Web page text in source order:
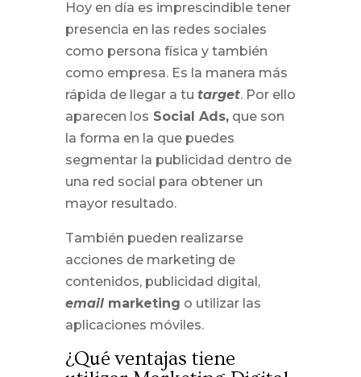
Hoy en día es imprescindible tener
presencia en las redes sociales
como persona física y también
como empresa. Es la manera más
rápida de llegar a tu target. Por ello
aparecen los Social Ads,que son
la forma en la que puedes
segmentar la publicidad dentro de
una red social para obtener un
mayor resultado.
También pueden realizarse
acciones de marketing de
contenidos, publicidad digital,
emailmarketing o utilizar las
aplicaciones móviles.
¿Qué ventajas tiene